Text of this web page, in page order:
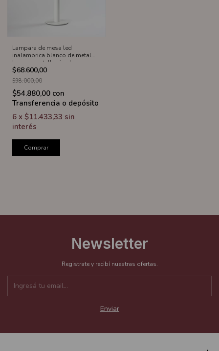
Lampara de mesa led
inalambrica blanco de metal
base y pantalla circular
$68.600,00
$98.000,00
$54.880,00 con
Transferencia o depósito
6 x $11.433,33 sin
interés
Comprar
Newsletter
Registrate y recibí nuestras ofertas.